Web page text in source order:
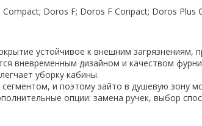
Doros F; Doros F Conpact; Doros Plus
устойчивое к внешним загрязнениям,
вневременным дизайном и качеством
уборку кабины.
и поэтому зайто в душевую зону
опции: замена ручек, выбор